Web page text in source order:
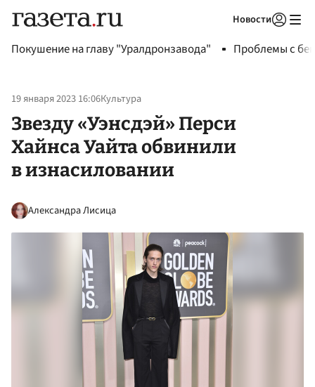
Новости
Покушение на главу "Уралдронзавода" Проблемы с
19 января 2023 16:06Культура
Звезду «Уэнсдэй» Перси
Хайнса Уайта обвинили
в изнасиловании
Александра Лисица